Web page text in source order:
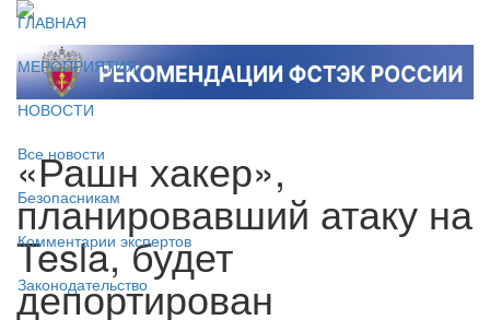
ГЛАВНАЯ
МЕРОПРИЯТИЯ
НОВОСТИ
Все новости
Безопасникам
Комментарии экспертов
Законодательство
«Рашн хакер»,
планировавший атаку на
Tesla, будет
депортирован